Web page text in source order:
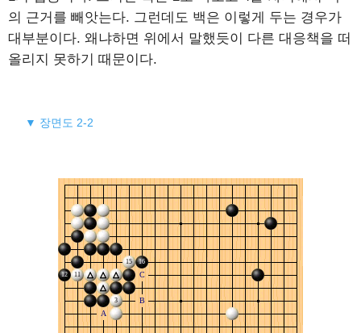
의 근거를 빼앗는다. 그런데도 백은 이렇게 두는 경우가
대부분이다. 왜냐하면 위에서 말했듯이 다른 대응책을 떠
올리지 못하기 때문이다.
▼ 장면도 2-2